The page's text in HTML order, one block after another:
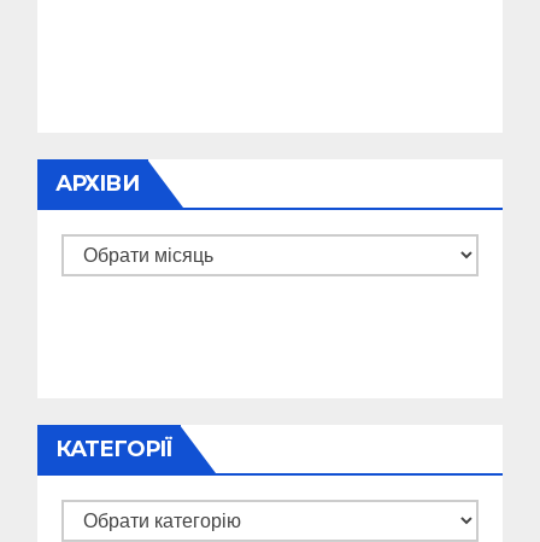
АРХІВИ
Архіви
КАТЕГОРІЇ
Категорії